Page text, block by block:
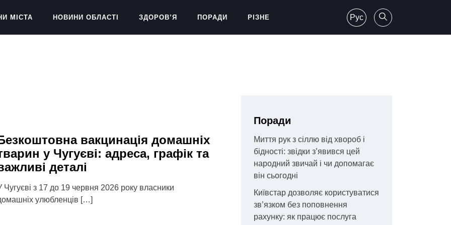
МІСТА НОВИНИ ОБЛАСТІ ЗДОРОВ’Я ПОРАДИ РІЗНЕ Рус
вакцинація домашніх
у Чугуєві: адреса, графік та
деталі
Чугуєві з 17 до 19 червня 2026 року власники
улюбленців […]
Поради
Миття рук з сіллю від хвороб і
бідності: звідки з’явився цей
народний звичай і чи допомагає
він сьогодні
Київстар дозволяє користуватися
зв’язком без поповнення
рахунку: як працює послуга